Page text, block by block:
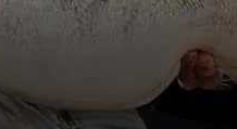
Kampanjer